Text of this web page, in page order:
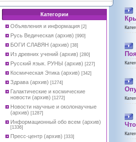
Категории
Объявления и информация [2]
Русь Ведическая (архив) [990]
БОГИ СЛАВЯН (архив) [38]
Из древних учений (архив) [280]
Русский язык. РУНЫ (архив) [227]
Космическая Этика (архив) [342]
Здрава (архив) [1274]
Галактические и космические
новости (архив) [1272]
Новости научные и околонаучные
(архив) [1287]
Информационный обо всем (архив)
[1336]
Пресс-центр (архив) [333]